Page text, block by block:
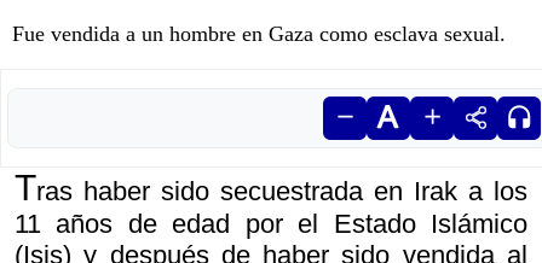
Fue vendida a un hombre en Gaza como esclava sexual.
Tras haber sido secuestrada en Irak a los
11 años de edad por el Estado Islámico
(Isis) y después de haber sido vendida al